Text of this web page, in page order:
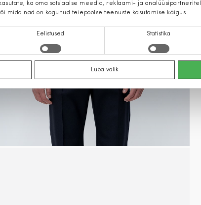
ka oma sotsiaalse meedia, reklaami- ja
mida nad on kogunud teiepoolse teenuste kasutamise käigus.
Eelistused Statistika
Luba valik